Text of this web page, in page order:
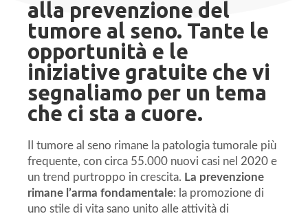
alla prevenzione del
tumore al seno. Tante le
opportunità e le
iniziative gratuite che vi
segnaliamo per un tema
che ci sta a cuore.
Il tumore al seno rimane la patologia tumorale più
frequente, con circa 55.000 nuovi casi nel 2020 e
un trend purtroppo in crescita. La prevenzione
rimane l’arma fondamentale: la promozione di
uno stile di vita sano unito alle attività di